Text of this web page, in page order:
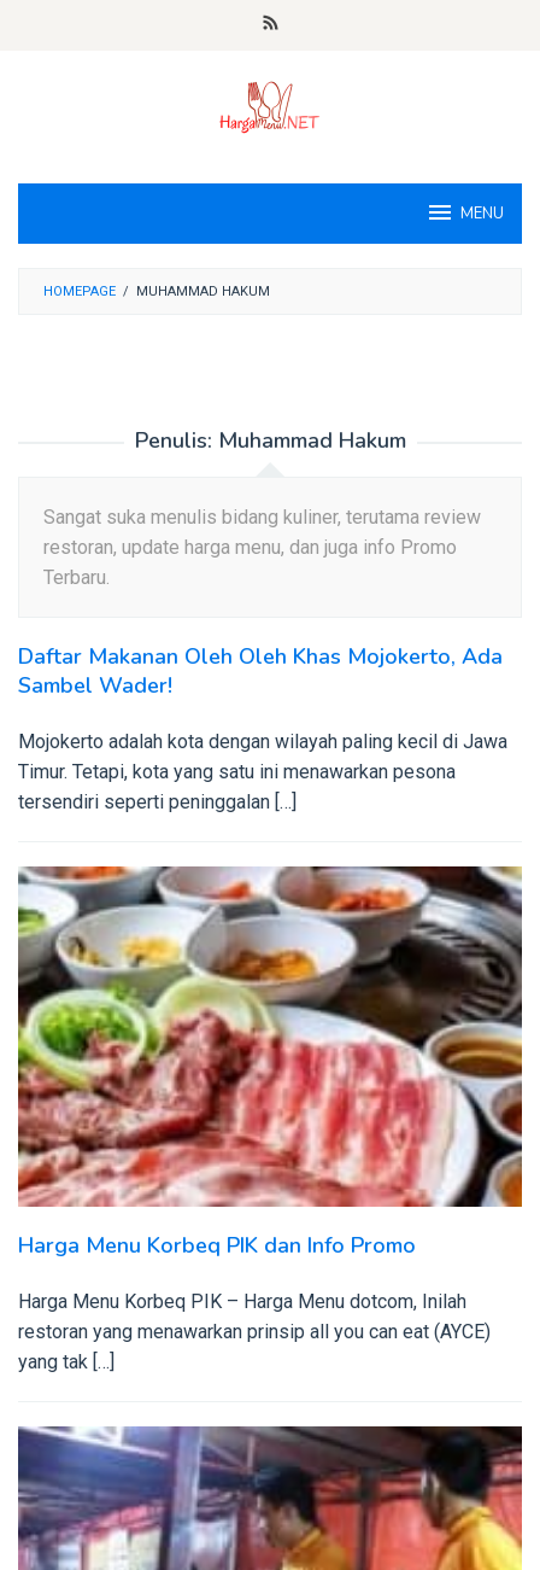
MENU
HOMEPAGE / MUHAMMAD HAKUM
Penulis: Muhammad Hakum
Sangat suka menulis bidang kuliner, terutama review
restoran, update harga menu, dan juga info Promo
Terbaru.
Daftar Makanan Oleh Oleh Khas Mojokerto, Ada
Sambel Wader!
Mojokerto adalah kota dengan wilayah paling kecil di Jawa
Timur. Tetapi, kota yang satu ini menawarkan pesona
tersendiri seperti peninggalan […]
Harga Menu Korbeq PIK dan Info Promo
Harga Menu Korbeq PIK – Harga Menu dotcom, Inilah
restoran yang menawarkan prinsip all you can eat (AYCE)
yang tak […]